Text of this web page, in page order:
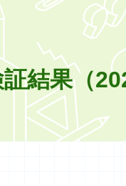
英語
情報
デジタ
ブラウザ版
結果（